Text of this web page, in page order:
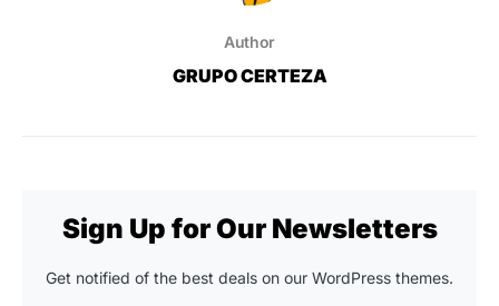
Author
GRUPO CERTEZA
Sign Up for Our Newsletters
Get notified of the best deals on our WordPress themes.